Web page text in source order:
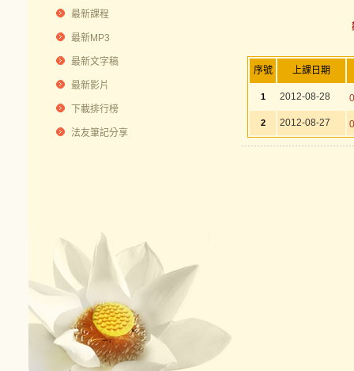
最新課程
最新MP3
最新文字稿
最新影片
下載排行榜
法友筆記分享
序號 上課日期
1 2012-08-28
2 2012-08-27